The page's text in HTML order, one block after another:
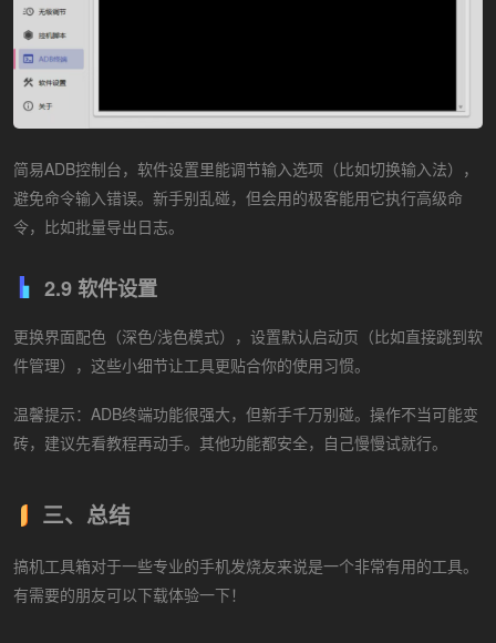
简易ADB控制台，软件设置里能调节输入选项（比如切换输入法），
避免命令输入错误。新手别乱碰，但会用的极客能用它执行高级命
令，比如批量导出日志。
2.9 软件设置
更换界面配色（深色/浅色模式），设置默认启动页（比如直接跳到软
件管理），这些小细节让工具更贴合你的使用习惯。
温馨提示：ADB终端功能很强大，但新手千万别碰。操作不当可能变
砖，建议先看教程再动手。其他功能都安全，自己慢慢试就行。
三、总结
搞机工具箱对于一些专业的手机发烧友来说是一个非常有用的工具。
有需要的朋友可以下载体验一下！